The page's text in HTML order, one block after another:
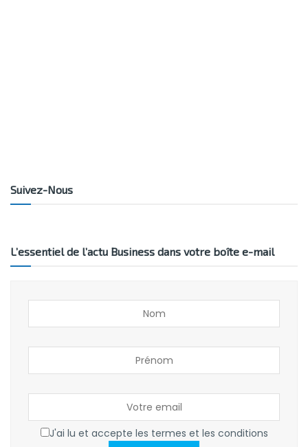
Suivez-Nous
L’essentiel de l’actu Business dans votre boîte e-mail
J'ai lu et accepte les termes et les conditions